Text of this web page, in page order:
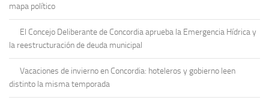
mapa político
El Concejo Deliberante de Concordia aprueba la Emergencia Hídrica y
la reestructuración de deuda municipal
Vacaciones de invierno en Concordia: hoteleros y gobierno leen
distinto la misma temporada